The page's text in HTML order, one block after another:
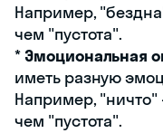
Например,
чем "пустота".
* Эмоциональная
иметь разную
Например, "ничто"
чем "пустота".